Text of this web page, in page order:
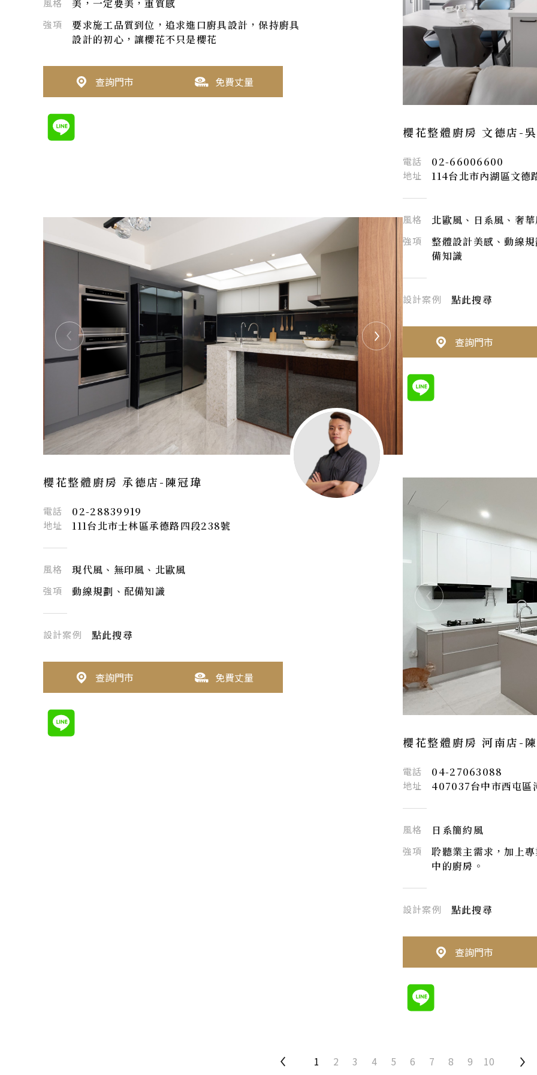
風格 美，一定要美，重質感
強項
要求施工品質到位，追求進口廚具設計，保持廚具
設計的初心，讓櫻花不只是櫻花
查詢門市 免費丈量
櫻花整體廚房 承德店-陳冠瑋
電話 02-28839919
地址 111台北市士林區承德路四段238號
風格 現代風、無印風、北歐風
強項 動線規劃、配備知識
設計案例 點此搜尋
查詢門市 免費丈量
櫻花整體廚房 文德店-
電話 02-66006600
地址 114台北市內湖區文德
風格 北歐風、日系風、奢
強項
整體設計美感、動線
備知識
設計案例 點此搜尋
查詢門市
櫻花整體廚房 河南店-
電話 04-27063088
地址 407037台中市西屯區
風格 日系簡約風
強項
聆聽業主需求，加上
中的廚房。
設計案例 點此搜尋
查詢門市
1 2 3 4 5 6 7 8 9 10